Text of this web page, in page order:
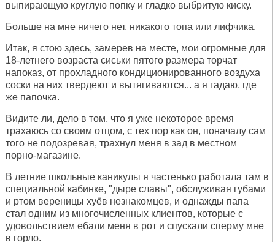
выпирающую круглую попку и гладко выбритую киску.
Больше на мне ничего нет, никакого топа или лифчика.
Итак, я стою здесь, замерев на месте, мои огромные для
18-летнего возраста сиськи пятого размера торчат
напоказ, от прохладного кондиционированного воздуха
соски на них твердеют и вытягиваются... а я гадаю, где
же папочка.
Видите ли, дело в том, что я уже некоторое время
трахаюсь со своим отцом, с тех пор как он, поначалу сам
того не подозревая, трахнул меня в зад в местном
порно-магазине.
В летние школьные каникулы я частенько работала там в
специальной кабинке, "дыре славы", обслуживая губами
и ртом вереницы хуёв незнакомцев, и однажды папа
стал одним из многочисленных клиентов, которые с
удовольствием ебали меня в рот и спускали сперму мне
в горло.